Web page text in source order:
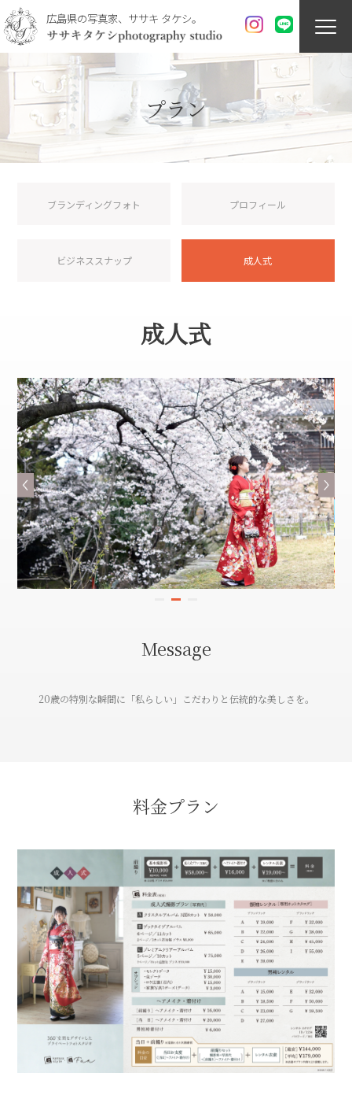
広島県の写真家、ササキ タケシ。
プラン
ブランディングフォト プロフィール
ビジネススナップ 成人式
成人式
Message
20歳の特別な瞬間に「私らしい」こだわりと伝統的な美しさを。
料金プラン